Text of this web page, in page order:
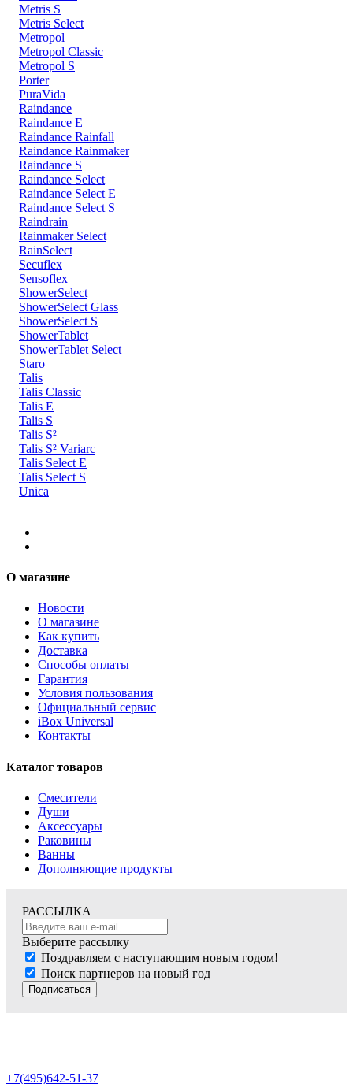
Metris S
Metris Select
Metropol
Metropol Classic
Metropol S
Porter
PuraVida
Raindance
Raindance E
Raindance Rainfall
Raindance Rainmaker
Raindance S
Raindance Select
Raindance Select E
Raindance Select S
Raindrain
Rainmaker Select
RainSelect
Secuflex
Sensoflex
ShowerSelect
ShowerSelect Glass
ShowerSelect S
ShowerTablet
ShowerTablet Select
Staro
Talis
Talis Classic
Talis E
Talis S
Talis S²
Talis S² Variarc
Talis Select E
Talis Select S
Unica
О магазине
Новости
О магазине
Как купить
Доставка
Способы оплаты
Гарантия
Условия пользования
Официальный сервис
iBox Universal
Контакты
Каталог товаров
Смесители
Души
Аксессуары
Раковины
Ванны
Дополняющие продукты
РАССЫЛКА
Выберите рассылку
Поздравляем с наступающим новым годом!
Поиск партнеров на новый год
Подписаться
+7(495)642-51-37